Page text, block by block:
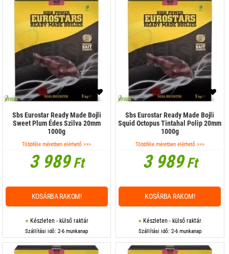
Sbs Eurostar Ready Made Bojli
Sweet Plum Édes Szilva 20mm
1000g
Többféle méretben elérhető >>>
3 989Ft
Készleten - külső raktár
Szállítási idő: 2-6 munkanap
KOSÁRBA RAKOM!
Sbs Eurostar Ready Made Bojli
Squid Octopus Tintahal Polip 20mm
1000g
Többféle méretben elérhető >>>
3 989Ft
Készleten - külső raktár
Szállítási idő: 2-6 munkanap
KOSÁRBA RAKOM!